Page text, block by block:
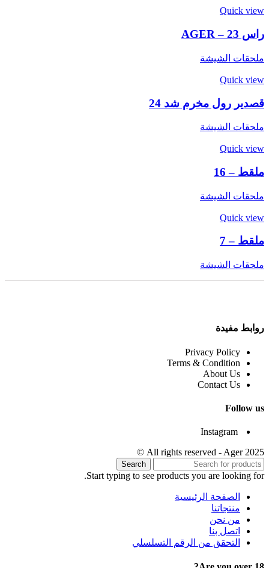
Quick view
راس AGER – 23
ملحقات الشيشة
Quick view
قصدير رول مخرم شد 24
ملحقات الشيشة
Quick view
ملقط – 16
ملحقات الشيشة
Quick view
ملقط – 7
ملحقات الشيشة
روابط مفيدة
Privacy Policy
Terms & Condition
About Us
Contact Us
Follow us
Instagram
All rights reserved - Ager 2025 ©
Search
Start typing to see products you are looking for.
الصفحة الرئيسية
منتجاتنا
من نحن
اتصل بنا
التحقق من الرقم التسلسلي